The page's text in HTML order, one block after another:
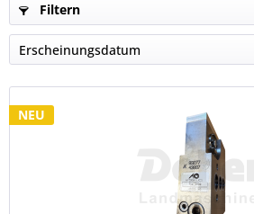
Filtern
NEU